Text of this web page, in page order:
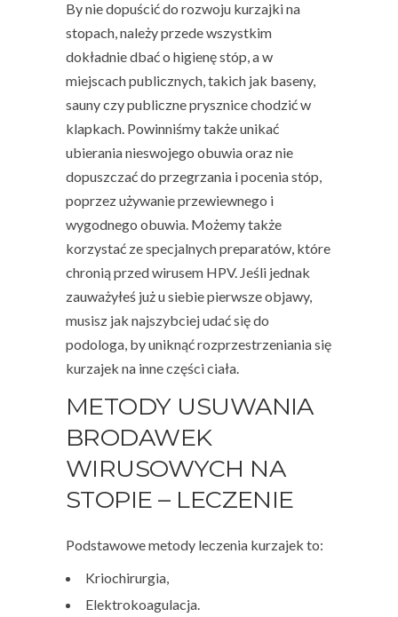
By nie dopuścić do rozwoju kurzajki na
stopach, należy przede wszystkim
dokładnie dbać o higienę stóp, a w
miejscach publicznych, takich jak baseny,
sauny czy publiczne prysznice chodzić w
klapkach. Powinniśmy także unikać
ubierania nieswojego obuwia oraz nie
dopuszczać do przegrzania i pocenia stóp,
poprzez używanie przewiewnego i
wygodnego obuwia. Możemy także
korzystać ze specjalnych preparatów, które
chronią przed wirusem HPV. Jeśli jednak
zauważyłeś już u siebie pierwsze objawy,
musisz jak najszybciej udać się do
podologa, by uniknąć rozprzestrzeniania się
kurzajek na inne części ciała.
METODY USUWANIA
BRODAWEK
WIRUSOWYCH NA
STOPIE – LECZENIE
Podstawowe metody leczenia kurzajek to:
Kriochirurgia,
Elektrokoagulacja.